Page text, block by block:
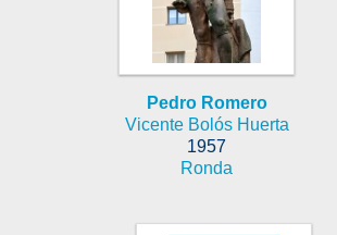
Pedro Romero
Vicente Bolós Huerta
1957
Ronda